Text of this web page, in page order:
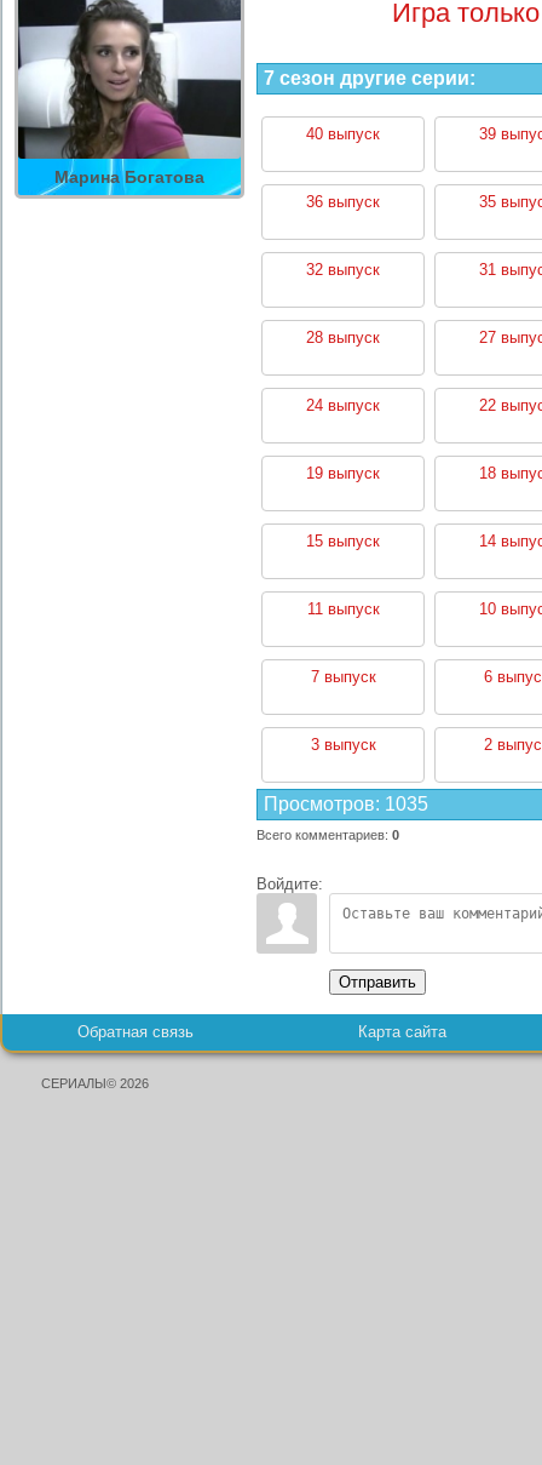
Марина Богатова
Игра
7 сезон другие серии:
40 выпуск 39
36 выпуск 35
32 выпуск 31
28 выпуск 27
24 выпуск 22
19 выпуск 18
15 выпуск 14
11 выпуск 10
7 выпуск 6
3 выпуск 2
Просмотров: 1035
Всего комментариев: 0
Войдите:
Отправить
Обратная связь Карта сайта
СЕРИАЛЫ© 2026